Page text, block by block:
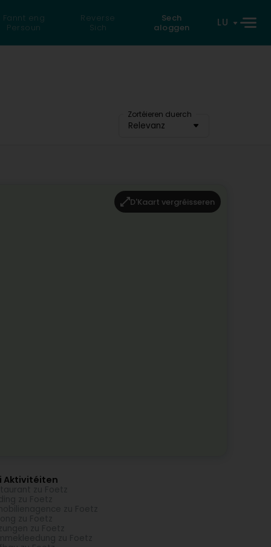
Fannt eng
Persoun
Reverse
Sich
Sech
aloggen
LU
Zortéieren duerch
Relevanz
D'Kaart vergréisseren
Aktivitéiten